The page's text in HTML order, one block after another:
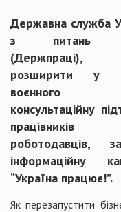
Державна служба
з питань
розширити у
воєнного
консультаційну
роботодавців,
інформаційну
“Україна працює!”.
Як перезапустити